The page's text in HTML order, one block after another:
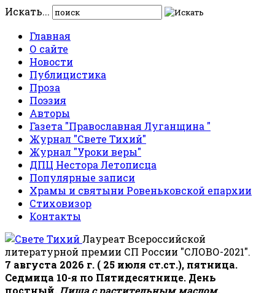
Искать...
Главная
О сайте
Новости
Публицистика
Проза
Поэзия
Авторы
Газета "Православная Луганщина "
Журнал "Свете Тихий"
Журнал "Уроки веры"
ДПЦ Нестора Летописца
Популярные записи
Храмы и святыни Ровеньковской епархии
Стиховизор
Контакты
Лауреат Всероссийской
литературной премии СП России "СЛОВО-2021".
7 августа 2026 г. ( 25 июля ст.ст.), пятница.
Седмица 10-я по Пятидесятнице. День
постный. Пища с растительным маслом.